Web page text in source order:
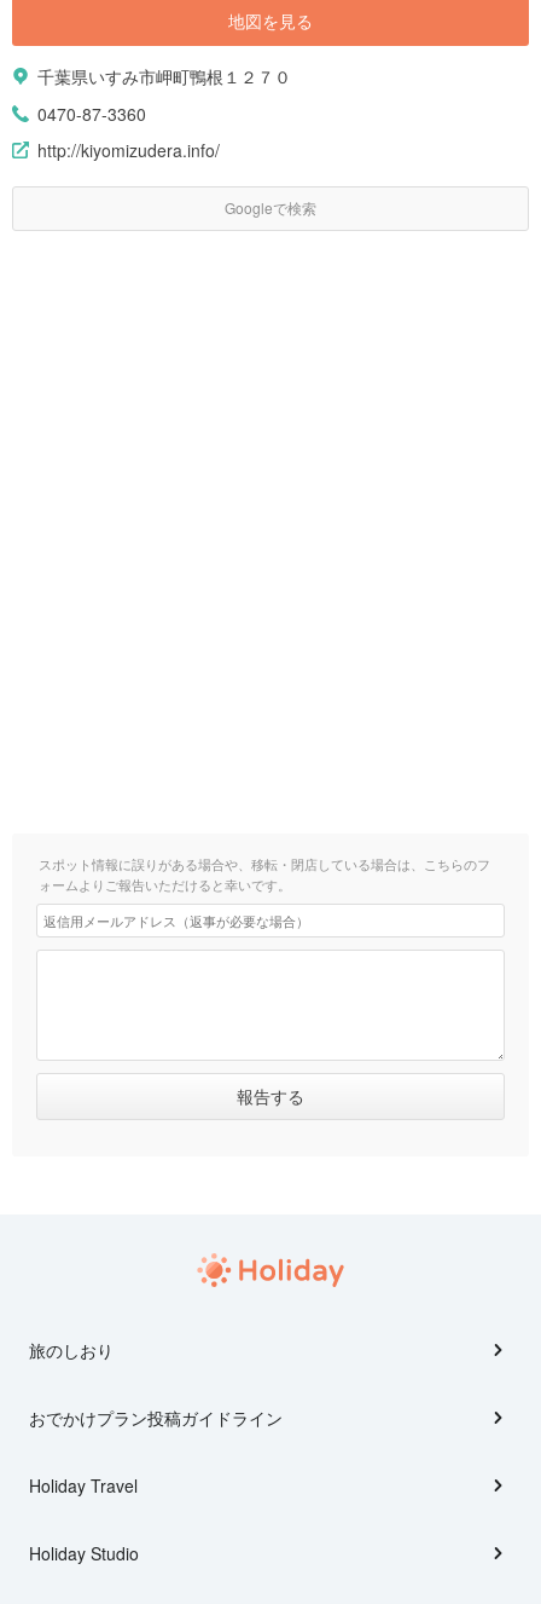
地図を見る
千葉県いすみ市岬町鴨根１２７０
0470-87-3360
http://kiyomizudera.info/
Googleで検索
スポット情報に誤りがある場合や、移転・閉店している場合は、こちらのフ
ォームよりご報告いただけると幸いです。
旅のしおり
おでかけプラン投稿ガイドライン
Holiday Travel
Holiday Studio